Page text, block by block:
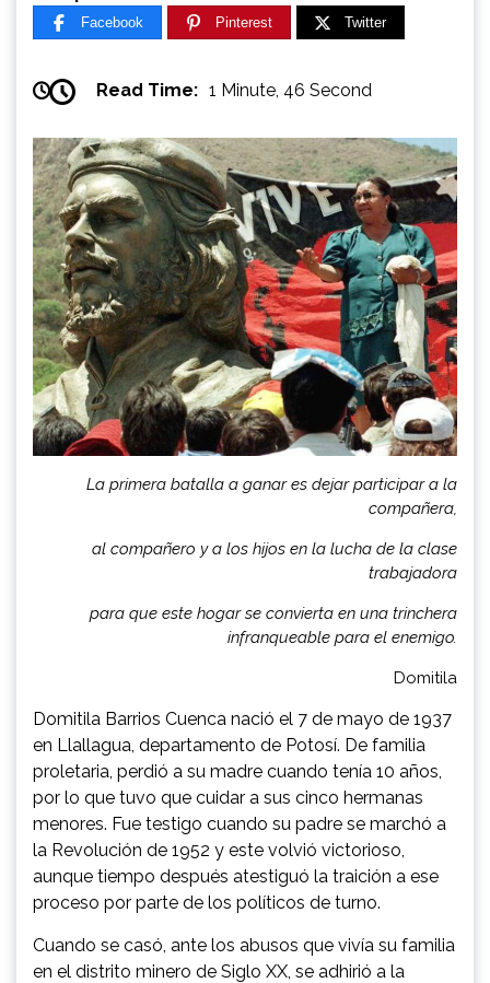
Facebook Pinterest Twitter
Read Time: 1 Minute, 46 Second
La primera batalla a ganar es dejar participar a la
compañera,
al compañero y a los hijos en la lucha de la clase
trabajadora
para que este hogar se convierta en una trinchera
infranqueable para el enemigo.
Domitila
Domitila Barrios Cuenca nació el 7 de mayo de 1937
en Llallagua, departamento de Potosí. De familia
proletaria, perdió a su madre cuando tenía 10 años,
por lo que tuvo que cuidar a sus cinco hermanas
menores. Fue testigo cuando su padre se marchó a
la Revolución de 1952 y este volvió victorioso,
aunque tiempo después atestiguó la traición a ese
proceso por parte de los políticos de turno.
Cuando se casó, ante los abusos que vivía su familia
en el distrito minero de Siglo XX, se adhirió a la